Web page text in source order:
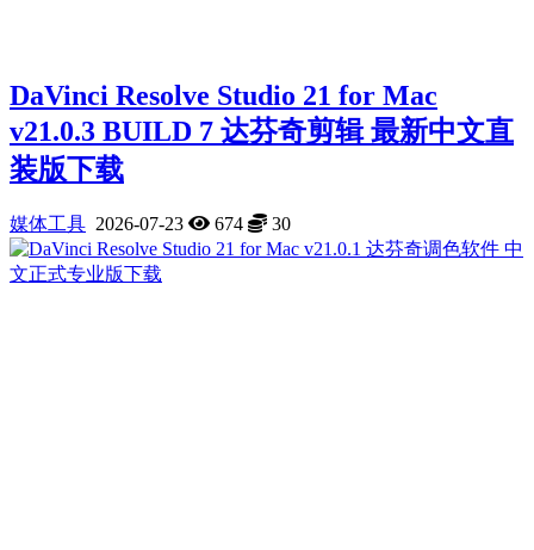
DaVinci Resolve Studio 21 for Mac
v21.0.3 BUILD 7 达芬奇剪辑 最新中文直
装版下载
媒体工具 2026-07-23 674 30